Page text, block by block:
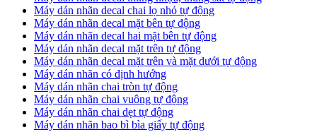
Máy dán nhãn decal chai lọ nhỏ tự động
Máy dán nhãn decal mặt bên tự động
Máy dán nhãn decal hai mặt bên tự động
Máy dán nhãn decal mặt trên tự động
Máy dán nhãn decal mặt trên và mặt dưới tự động
Máy dán nhãn có định hướng
Máy dán nhãn chai tròn tự động
​Máy dán nhãn chai vuông tự động
​Máy dán nhãn chai dẹt tự động
​Máy dán nhãn bao bì bìa giấy tự động